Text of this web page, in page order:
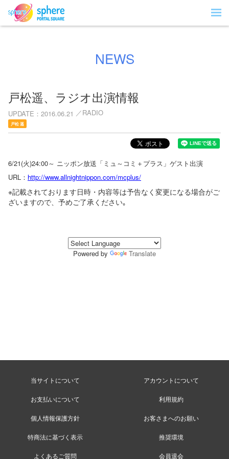
NEWS
戸松遥、ラジオ出演情報
UPDATE 2016.06.21 RADIO
戸松 遥
6/21(火)24:00～ ニッポン放送「ミュ～コミ＋プラス」ゲスト出演
URL： http://www.allnightnippon.com/mcplus/
※記載されております日時・内容等は予告なく変更になる場合がご
ざいますので、予めご了承ください｡
Powered by Translate
当サイトについて アカウントについて
お支払いについて 利用規約
個人情報保護方針 お客さまへのお願い
特商法に基づく表示 推奨環境
よくあるご質問 会員退会